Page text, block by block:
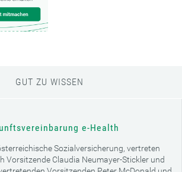
GUT ZU WISSEN
e-Health
Sozialversicherung, vertreten
Vorsitzende Claudia Neumayer-Stickler und